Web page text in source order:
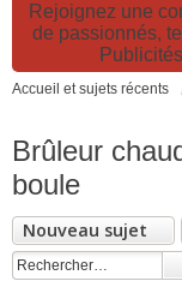
Rejoignez une
de passionnés,
Accueil et sujets récents
Brûleur
boule
Nouveau sujet